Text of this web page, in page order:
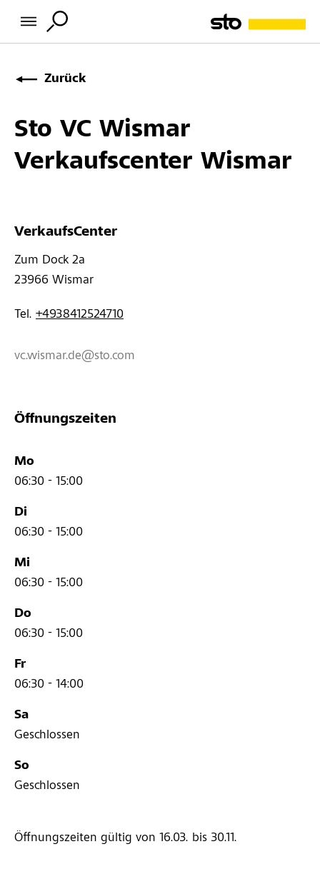
Zurück
Sto VC Wismar
Verkaufscenter Wismar
VerkaufsCenter
Zum Dock 2a
23966 Wismar
Tel. +4938412524710
vc.wismar.de@sto.com
Öffnungszeiten
Mo
06:30 - 15:00
Di
06:30 - 15:00
Mi
06:30 - 15:00
Do
06:30 - 15:00
Fr
06:30 - 14:00
Sa
Geschlossen
So
Geschlossen
Öffnungszeiten gültig von 16.03. bis 30.11.